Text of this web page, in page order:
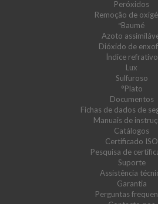
Peróxidos
Remoção de
ºBaumé
Azoto
Dióxido de
Índice refrativo
Lux
Sulfuroso
°Plato
Documentos
Fichas de dados de
Manuais de
Catálogos
Certificado ISO
Pesquisa de
Suporte
Assistência
Garantia
Perguntas